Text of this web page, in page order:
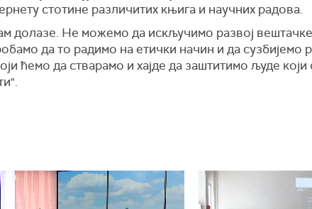
стотине различитих књига и научних радова.
долазе. Не можемо да искључимо развој
да то радимо на етички начин и да сузбијемо
ћемо да стварамо и хајде да заштитимо људе који